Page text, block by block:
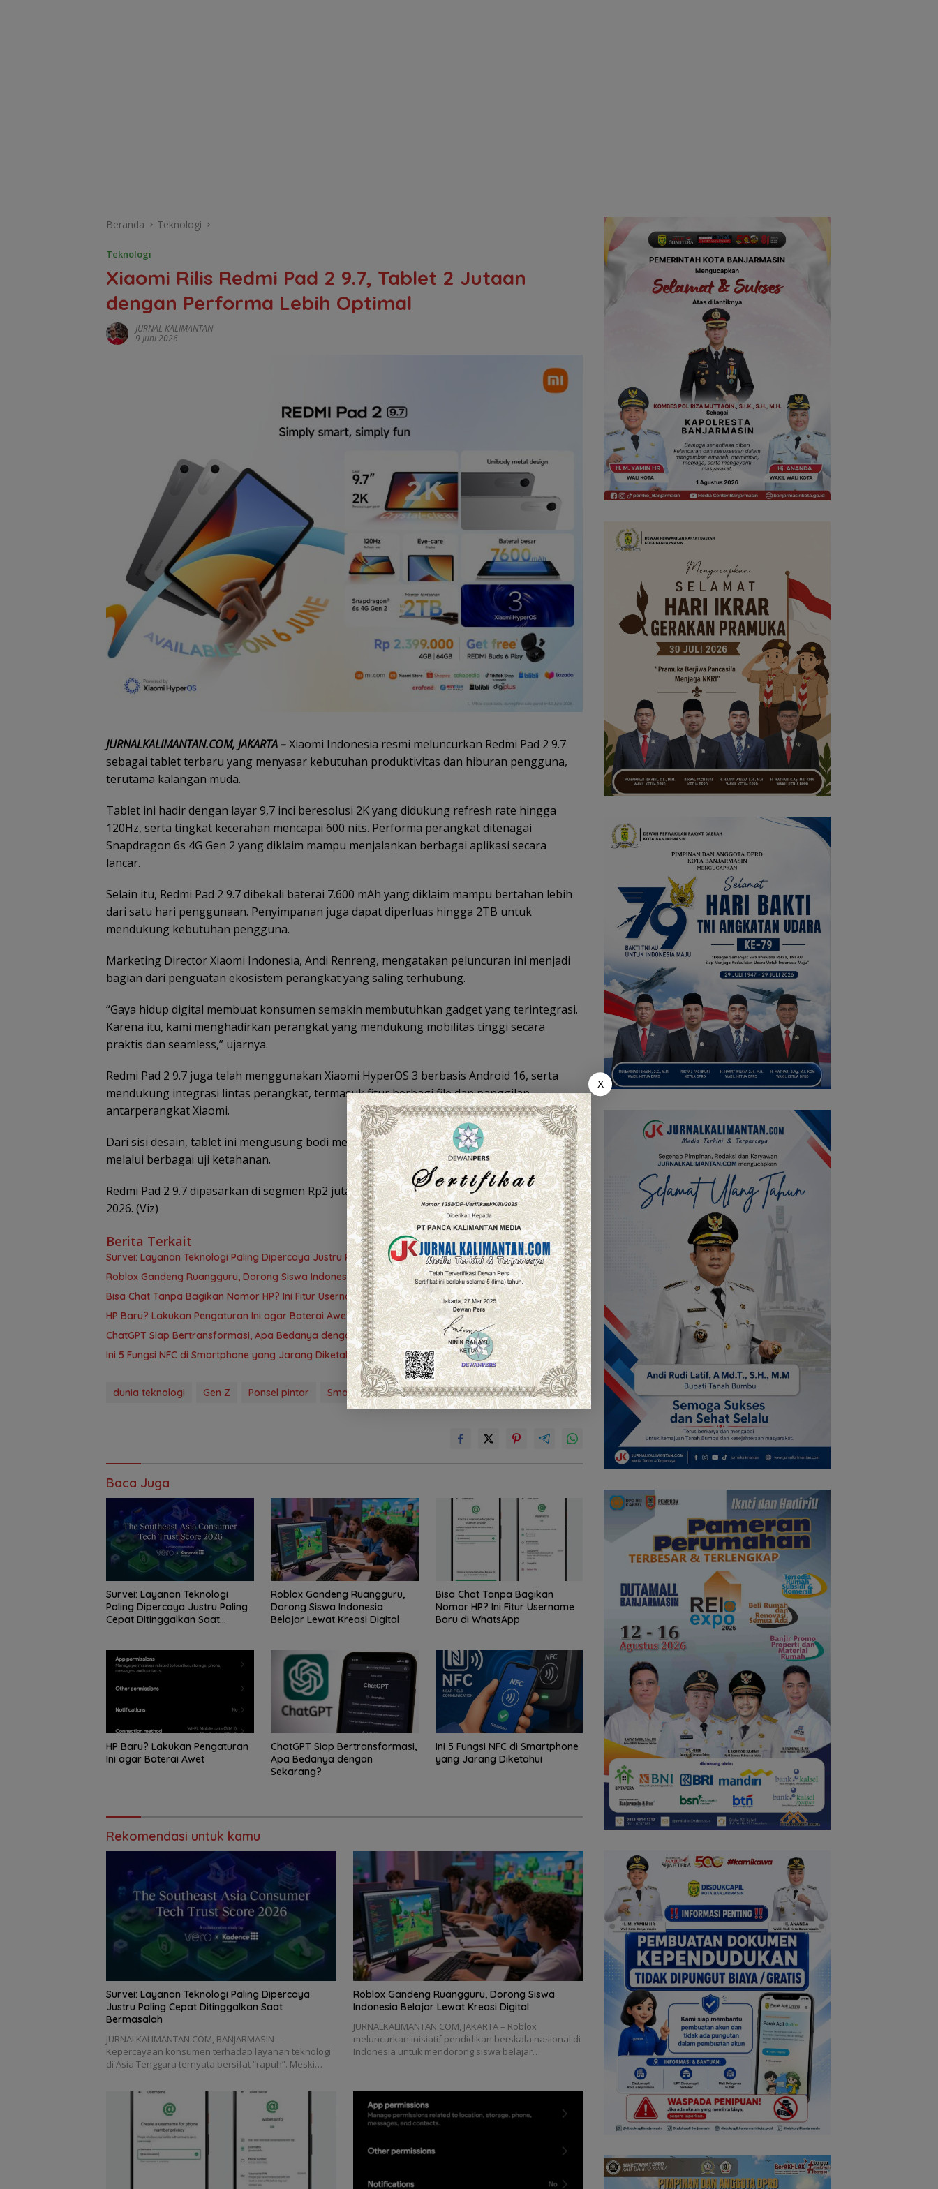
Beranda Teknologi
Teknologi
Xiaomi Rilis Redmi Pad 2 9.7, Tablet 2 Jutaan
dengan Performa Lebih Optimal
JURNAL KALIMANTAN
9 Juni 2026
JURNALKALIMANTAN.COM, JAKARTA –Xiaomi Indonesia resmi meluncurkan Redmi Pad 2 9.7
sebagai tablet terbaru yang menyasar kebutuhan produktivitas dan hiburan pengguna,
terutama kalangan muda.
Tablet ini hadir dengan layar 9,7 inci beresolusi 2K yang didukung refresh rate hingga
120Hz, serta tingkat kecerahan mencapai 600 nits. Performa perangkat ditenagai
Snapdragon 6s 4G Gen 2 yang diklaim mampu menjalankan berbagai aplikasi secara
lancar.
Selain itu, Redmi Pad 2 9.7 dibekali baterai 7.600 mAh yang diklaim mampu bertahan lebih
dari satu hari penggunaan. Penyimpanan juga dapat diperluas hingga 2TB untuk
mendukung kebutuhan pengguna.
Marketing Director Xiaomi Indonesia, Andi Renreng, mengatakan peluncuran ini menjadi
bagian dari penguatan ekosistem perangkat yang saling terhubung.
“Gaya hidup digital membuat konsumen semakin membutuhkan gadget yang terintegrasi.
Karena itu, kami menghadirkan perangkat yang mendukung mobilitas tinggi secara
praktis dan seamless,” ujarnya.
Redmi Pad 2 9.7 juga telah menggunakan Xiaomi HyperOS 3 berbasis Android 16, serta
mendukung integrasi lintas perangkat, termasuk fitur berbagi file dan panggilan
antarperangkat Xiaomi.
Dari sisi desain, tablet ini mengusung bodi metal dengan ketebalan 7,4 mm, serta telah
melalui berbagai uji ketahanan.
Redmi Pad 2 9.7 dipasarkan di segmen Rp2 jutaan dan mulai tersedia di Indonesia pada Juni
2026. (Viz)
Berita Terkait
Survei: Layanan Teknologi Paling Dipercaya Justru Paling Cepat Ditinggalkan Saat Bermasalah
Roblox Gandeng Ruangguru, Dorong Siswa Indonesia Belajar Lewat Kreasi Digital
Bisa Chat Tanpa Bagikan Nomor HP? Ini Fitur Username Baru di WhatsApp
HP Baru? Lakukan Pengaturan Ini agar Baterai Awet
ChatGPT Siap Bertransformasi, Apa Bedanya dengan Sekarang?
Ini 5 Fungsi NFC di Smartphone yang Jarang Diketahui
dunia teknologi Gen Z Ponsel pintar Smart tablet Smartphone
Baca Juga
Survei: Layanan Teknologi
Paling Dipercaya Justru Paling
Cepat Ditinggalkan Saat
Roblox Gandeng Ruangguru,
Dorong Siswa Indonesia
Belajar Lewat Kreasi Digital
Bisa Chat Tanpa Bagikan
Nomor HP? Ini Fitur Username
Baru di WhatsApp
HP Baru? Lakukan Pengaturan
Ini agar Baterai Awet
ChatGPT Siap Bertransformasi,
Apa Bedanya dengan
Sekarang?
Ini 5 Fungsi NFC di Smartphone
yang Jarang Diketahui
Rekomendasi untuk kamu
Survei: Layanan Teknologi Paling Dipercaya
Justru Paling Cepat Ditinggalkan Saat
Bermasalah
JURNALKALIMANTAN.COM, BANJARMASIN –
Kepercayaan konsumen terhadap layanan teknologi
di Asia Tenggara ternyata bersifat “rapuh”. Meski…
Roblox Gandeng Ruangguru, Dorong Siswa
Indonesia Belajar Lewat Kreasi Digital
JURNALKALIMANTAN.COM, JAKARTA – Roblox
meluncurkan inisiatif pendidikan berskala nasional di
Indonesia untuk mendorong siswa belajar…
X